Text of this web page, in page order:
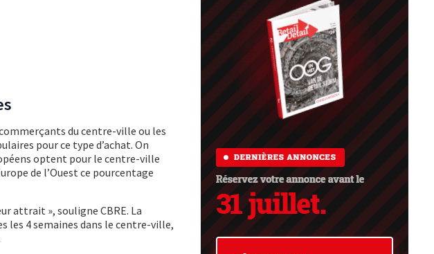
du centre-ville ou les
pour ce type d’achat. On
optent pour le centre-ville
de l’Ouest ce pourcentage
attrait », souligne CBRE. La
les 4 semaines dans le centre-ville,